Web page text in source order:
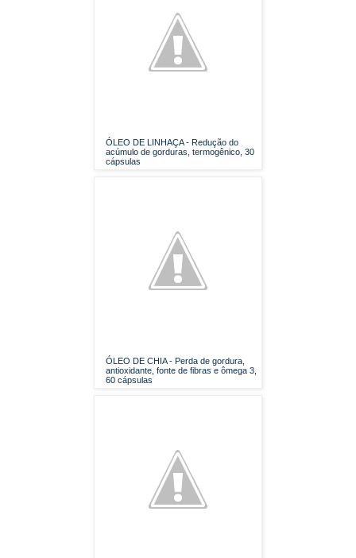
ÓLEO DE LINHAÇA - Redução do
acúmulo de gorduras, termogênico, 30
cápsulas
ÓLEO DE CHIA - Perda de gordura,
antioxidante, fonte de fibras e ômega 3,
60 cápsulas